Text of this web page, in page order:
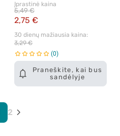
Praneškite, kai bus
sandėlyje
Įprastinė kaina
2,75 €
5,49 €
30 dienų mažiausia kaina:
3,29 €
0
2